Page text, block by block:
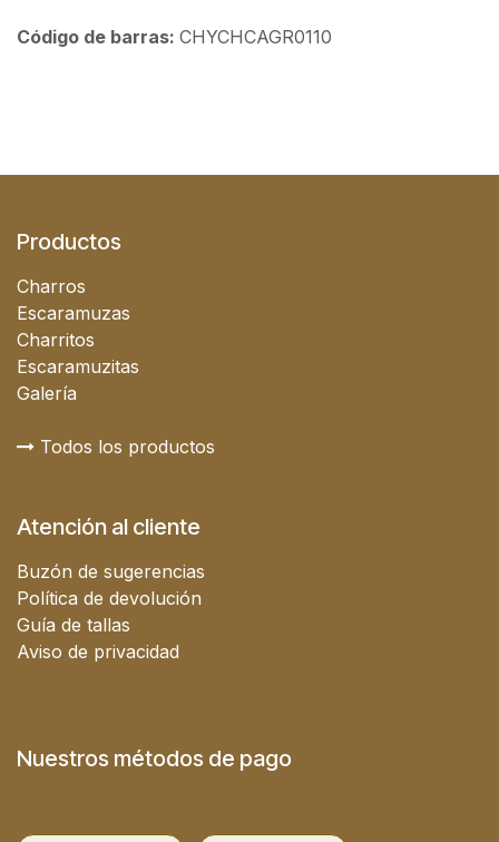
Código de barras: CHYCHCAGR0110
Productos
Charros
Escaramuzas
Charritos
Escaramuzitas
Galería
Todos los productos
Atención al cliente
Buzón de sugerencias
Política de devolución
Guía de tallas
Aviso de privacidad
Nuestros métodos de pago